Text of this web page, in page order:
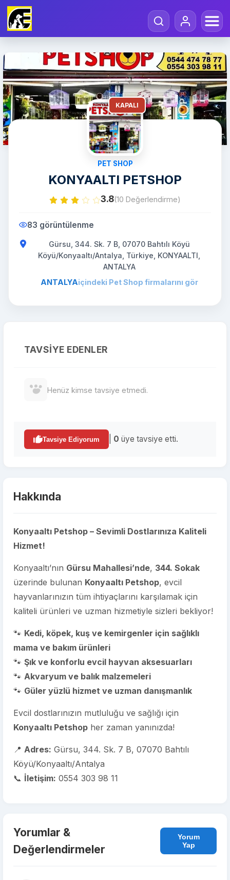
KAPALI
PET SHOP
KONYAALTI PETSHOP
3.8(10 Değerlendirme)
83 görüntülenme
Gürsu, 344. Sk. 7 B, 07070 Bahtılı Köyü
Köyü/Konyaaltı/Antalya, Türkiye, KONYAALTI,
ANTALYA
ANTALYAiçindeki Pet Shop firmalarını gör
TAVSIYE EDENLER
Henüz kimse tavsiye etmedi.
Tavsiye Ediyorum 0 üye tavsiye etti.
Hakkında
Konyaaltı Petshop – Sevimli Dostlarınıza Kaliteli
Hizmet!
Konyaaltı’nın Gürsu Mahallesi’nde, 344. Sokak
üzerinde bulunan Konyaaltı Petshop, evcil
hayvanlarınızın tüm ihtiyaçlarını karşılamak için
kaliteli ürünleri ve uzman hizmetiyle sizleri bekliyor!
🐾 Kedi, köpek, kuş ve kemirgenler için sağlıklı
mama ve bakım ürünleri
🐾 Şık ve konforlu evcil hayvan aksesuarları
🐾 Akvaryum ve balık malzemeleri
🐾 Güler yüzlü hizmet ve uzman danışmanlık
Evcil dostlarınızın mutluluğu ve sağlığı için
Konyaaltı Petshop her zaman yanınızda!
📍 Adres: Gürsu, 344. Sk. 7 B, 07070 Bahtılı
Köyü/Konyaaltı/Antalya
📞 İletişim: 0554 303 98 11
Yorumlar &
Değerlendirmeler
Yorum
Yap